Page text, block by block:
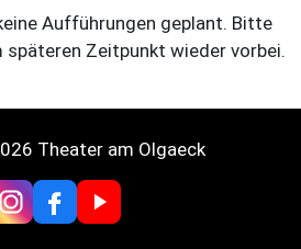
Aufführungen geplant. Bitte
späteren Zeitpunkt wieder vorbei.
Theater am Olgaeck